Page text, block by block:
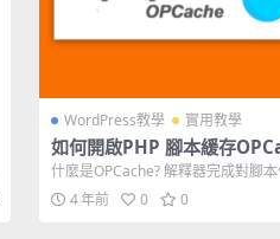
WordPress教學 實用教學
如何開啟PHP 腳本緩存
什麼是OPCache? 解釋器完成對腳本
析後，生成可以直接運行的中間代碼...
4 年前 0 0